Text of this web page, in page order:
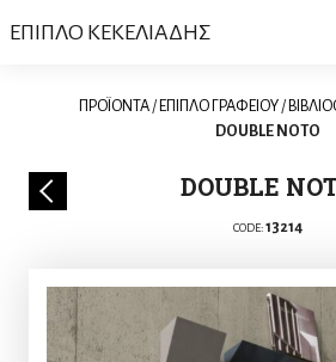
ΕΠΙΠΛΟ ΚΕΚΕΛΙΑΔΗΣ
ΠΡΟΪΟΝΤΑ/ ΕΠΙΠΛΟ ΓΡΑΦΕΙΟΥ/
DOUBLE NOTO
DOUBLE
CODE:13214